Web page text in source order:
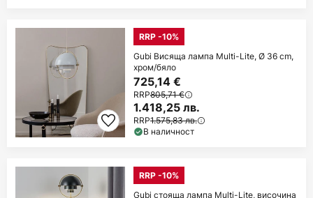
RRP -10%
Gubi Висяща лампа Multi-Lite, Ø 36 cm,
хром/бяло
725,14 €
RRP805,71 €
1.418,25 лв.
RRP1.575,83 лв.
В наличност
RRP -10%
Gubi стояща лампа Multi-Lite, височина